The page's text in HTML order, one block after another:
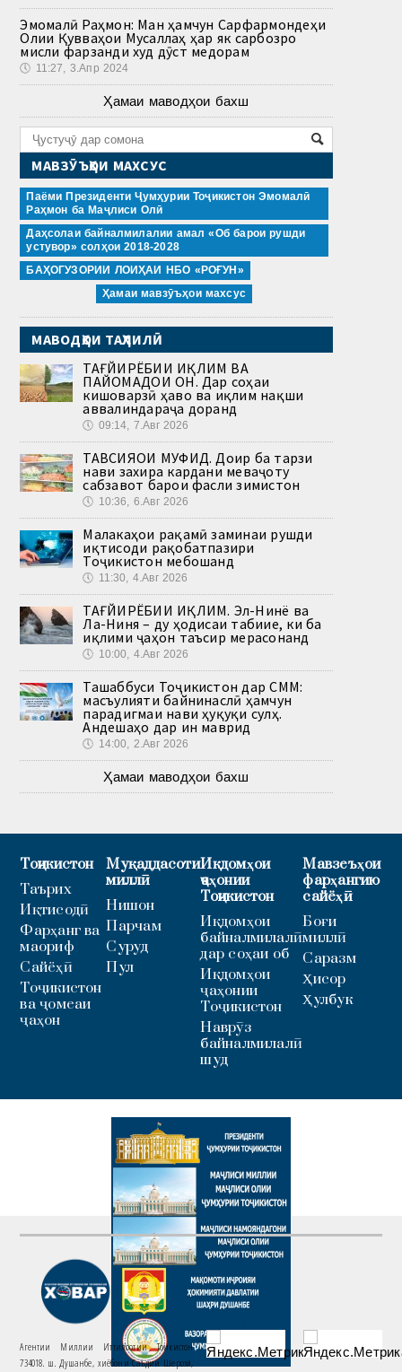
Эмомалӣ Раҳмон: Ман ҳамчун Сарфармондеҳи
Олии Қувваҳои Мусаллаҳ ҳар як сарбозро
мисли фарзанди худ дӯст медорам
🕔 11:27, 3.Апр 2024
Ҳамаи маводҳои бахш
МАВЗӮЪҲОИ МАХСУС
Паёми Президенти Ҷумҳурии Тоҷикистон Эмомалӣ
Раҳмон ба Маҷлиси Олӣ
Даҳсолаи байналмилалии амал «Об барои рушди
устувор» солҳои 2018-2028
БАҲОГУЗОРИИ ЛОИҲАИ НБО «РОҒУН»
Ҳамаи мавзӯъҳои махсус
МАВОДҲОИ ТАҲЛИЛӢ
ТАҒЙИРЁБИИ ИҚЛИМ ВА
ПАЙОМАДҲОИ ОН. Дар соҳаи
кишоварзӣ ҳаво ва иқлим нақши
аввалиндараҷа доранд
🕔 09:14, 7.Авг 2026
ТАВСИЯҲОИ МУФИД. Доир ба тарзи
нави захира кардани меваҷоту
сабзавот барои фасли зимистон
🕔 10:36, 6.Авг 2026
Малакаҳои рақамӣ заминаи рушди
иқтисоди рақобатпазири
Тоҷикистон мебошанд
🕔 11:30, 4.Авг 2026
ТАҒЙИРЁБИИ ИҚЛИМ. Эл-Нинё ва
Ла-Ниня – ду ҳодисаи табиие, ки ба
иқлими ҷаҳон таъсир мерасонанд
🕔 10:00, 4.Авг 2026
Ташаббуси Тоҷикистон дар СММ:
масъулияти байнинаслӣ ҳамчун
парадигмаи нави ҳуқуқи сулҳ.
Андешаҳо дар ин маврид
🕔 14:00, 2.Авг 2026
Ҳамаи маводҳои бахш
Тоҷикистон
Таърих
Иқтисодӣ
Фарҳанг ва
маориф
Сайёҳӣ
Тоҷикистон
ва ҷомеаи
ҷаҳон
Муқаддасоти
миллӣ
Нишон
Парчам
Суруд
Пул
Иқдомҳои
ҷаҳонии
Тоҷикистон
Иқдомҳои
байналмилалӣ
дар соҳаи об
Иқдомҳои
ҷаҳонии
Тоҷикистон
Наврӯз
байналмилалӣ
шуд
Мавзеъҳои
фарҳангию
сайёҳӣ
Боғи
миллӣ
Саразм
Ҳисор
Ҳулбук
Агентии Миллии Иттилоотии Тоҷикистон
734018. ш. Душанбе, хиёбони Саъдии Шерозӣ,